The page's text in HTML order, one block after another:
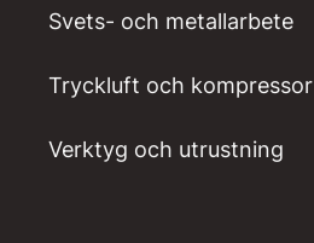
Svets- och metallarbete
Tryckluft och kompressor
Verktyg och utrustning